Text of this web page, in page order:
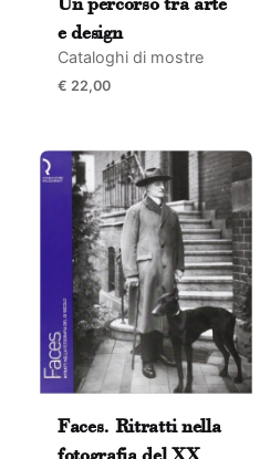
Un percorso tra arte
e design
Cataloghi di mostre
€ 22,00
Faces. Ritratti nella